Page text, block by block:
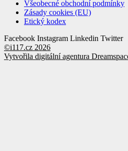
Všeobecné obchodní podmínky
Zásady cookies (EU)
Etický kodex
Facebook Instagram Linkedin Twitter
©i117.cz 2026
Vytvořila digitální agentura